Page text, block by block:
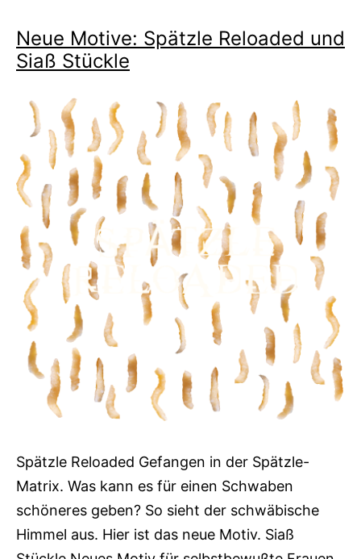
Neue Motive: Spätzle Reloaded und
Siaß Stückle
Spätzle Reloaded Gefangen in der Spätzle-
Matrix. Was kann es für einen Schwaben
schöneres geben? So sieht der schwäbische
Himmel aus. Hier ist das neue Motiv. Siaß